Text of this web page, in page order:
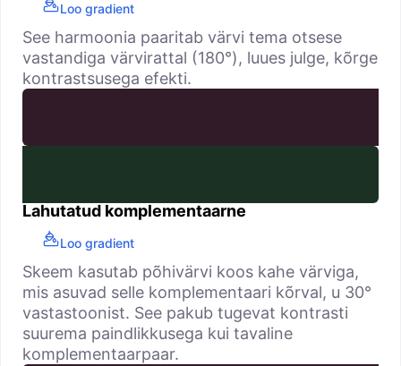
Loo gradient
See harmoonia paaritab värvi tema otsese
vastandiga värvirattal (180°), luues julge, kõrge
kontrastsusega efekti.
Lahutatud komplementaarne
Loo gradient
Skeem kasutab põhivärvi koos kahe värviga,
mis asuvad selle komplementaari kõrval, u 30°
vastastoonist. See pakub tugevat kontrasti
suurema paindlikkusega kui tavaline
komplementaarpaar.